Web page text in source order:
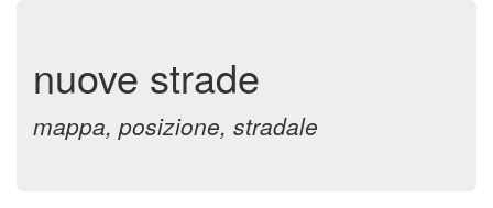
nuove strade
mappa, posizione, stradale